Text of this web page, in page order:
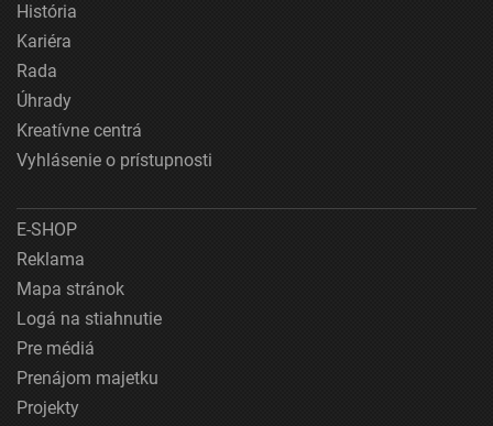
História
Kariéra
Rada
Úhrady
Kreatívne centrá
Vyhlásenie o prístupnosti
E-SHOP
Reklama
Mapa stránok
Logá na stiahnutie
Pre médiá
Prenájom majetku
Projekty